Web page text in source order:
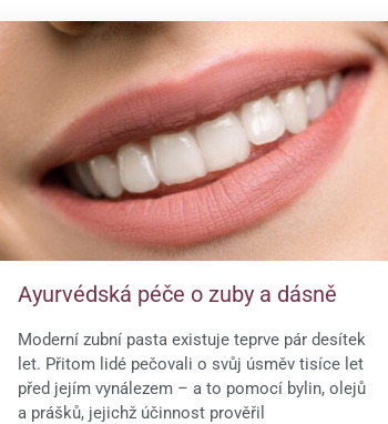
Ayurvédská péče o zuby a dásně
Moderní zubní pasta existuje teprve pár desítek
let. Přitom lidé pečovali o svůj úsměv tisíce let
před jejím vynálezem – a to pomocí bylin, olejů
a prášků, jejichž účinnost prověřil